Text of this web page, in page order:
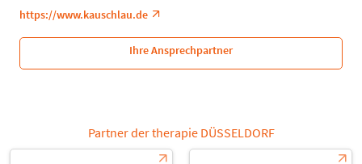
https://www.kauschlau.de
Ihre Ansprechpartner
Partner der therapie DÜSSELDORF